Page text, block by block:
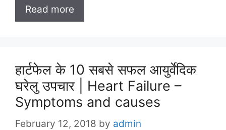
Read more
हार्टफेल के 10 सबसे सफल आयुर्वेदिक
घरेलु उपचार | Heart Failure –
Symptoms and causes
February 12, 2018 by admin